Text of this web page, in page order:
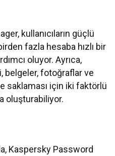
kullanıcıların güçlü
fazla hesaba hızlı bir
oluyor. Ayrıca,
belgeler, fotoğraflar ve
saklaması için iki faktörlü
oluşturabiliyor.
Kaspersky Password